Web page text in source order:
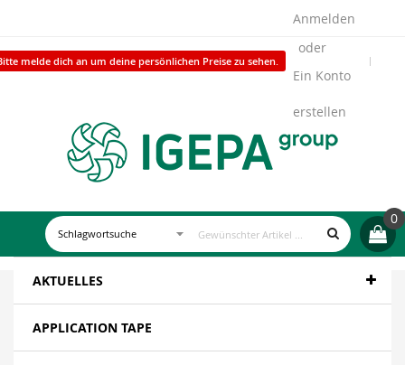
melde dich an um deine persönlichen Preise zu sehen.
Anmelden
Ein Konto
erstellen
0
AKTUELLES
APPLICATION TAPE